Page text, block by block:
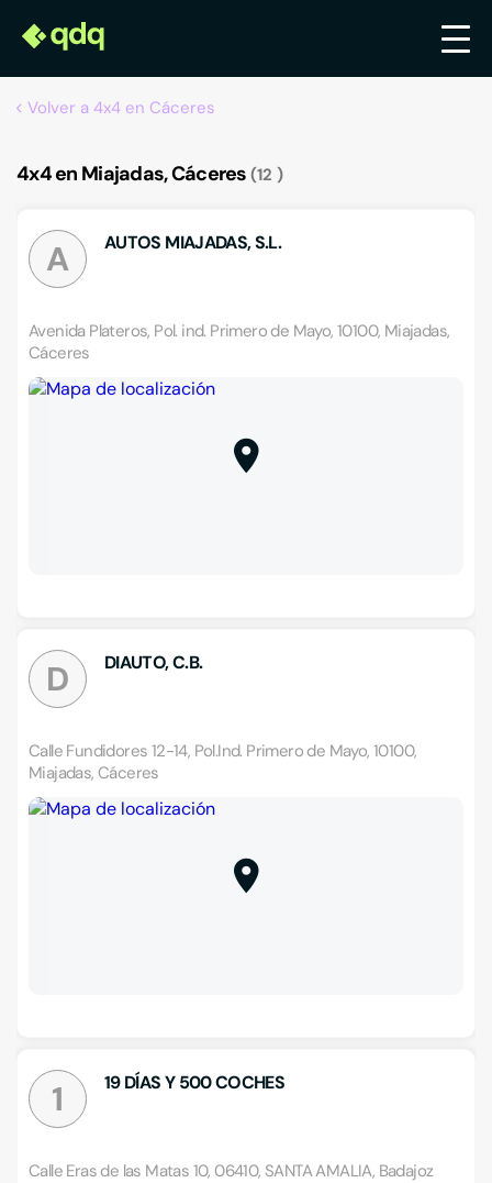
Volver a 4x4 en Cáceres
4x4 en Miajadas, Cáceres 12
A AUTOS MIAJADAS, S.L.
Avenida Plateros, Pol. ind. Primero de Mayo, 10100, Miajadas,
Cáceres
D DIAUTO, C.B.
Calle Fundidores 12-14, Pol.Ind. Primero de Mayo, 10100,
Miajadas, Cáceres
1 19 DÍAS Y 500 COCHES
Calle Eras de las Matas 10, 06410, SANTA AMALIA, Badajoz